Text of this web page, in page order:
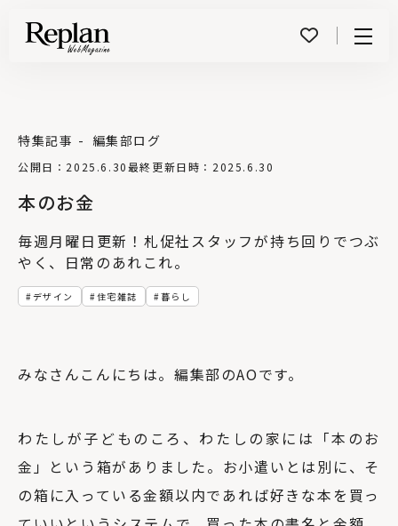
本のお金
公開日：2025.6.30最終更新日時：2025.6.30
特集記事 編集部ログ
デザイン 住宅雑誌 暮らし
毎週月曜日更新！札促社スタッフが持ち回りでつぶ
やく、日常のあれこれ。
みなさんこんにちは。編集部のAOです。
わたしが子どものころ、わたしの家には「本のお
金」という箱がありました。お小遣いとは別に、そ
の箱に入っている金額以内であれば好きな本を買っ